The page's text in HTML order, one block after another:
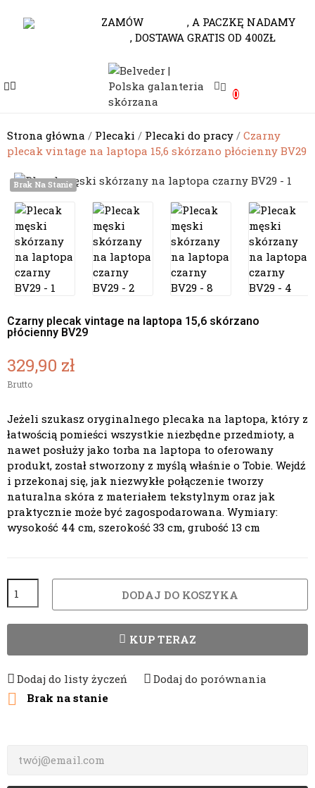
ZAMÓW
, A PACZKĘ NADAMY
, DOSTAWA GRATIS OD 400ZŁ
0
Strona główna Plecaki Plecaki do pracy
Czarny
plecak vintage na laptopa 15,6 skórzano płócienny BV29
Brak Na Stanie
Czarny plecak vintage na laptopa 15,6 skórzano
płócienny BV29
329,90 zł
Brutto
Jeżeli szukasz oryginalnego plecaka na laptopa, który z
łatwością pomieści wszystkie niezbędne przedmioty, a
nawet posłuży jako torba na laptopa to oferowany
produkt, został stworzony z myślą właśnie o Tobie. Wejdź
i przekonaj się, jak niezwykłe połączenie tworzy
naturalna skóra z materiałem tekstylnym oraz jak
praktycznie może być zagospodarowana. Wymiary:
wysokość 44 cm, szerokość 33 cm, grubość 13 cm
DODAJ DO KOSZYKA
KUP TERAZ
Dodaj do listy życzeń Dodaj do porównania
 Brak na stanie